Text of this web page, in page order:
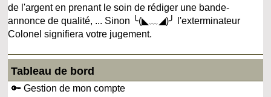
de l'argent en prenant le soin de rédiger une bande-
annonce de qualité, ... Sinon ╰(◣﹏◢)╯ l'exterminateur
Colonel signifiera votre jugement.
Tableau de bord
🔑 Gestion de mon compte